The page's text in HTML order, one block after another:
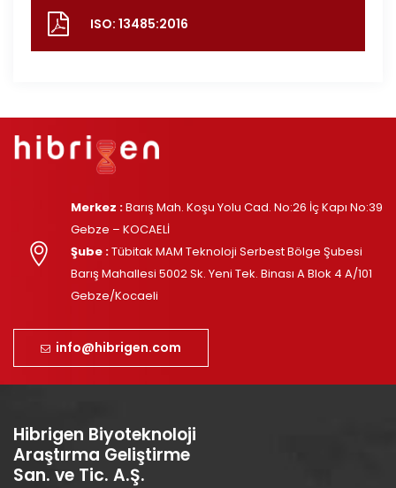
ISO: 13485:2016
Merkez :Barış Mah. Koşu Yolu Cad. No:26 İç Kapı No:39
Gebze – KOCAELİ
Şube :Tübitak MAM Teknoloji Serbest Bölge Şubesi
Barış Mahallesi 5002 Sk. Yeni Tek. Binası A Blok 4 A/101
Gebze/Kocaeli
info@hibrigen.com
Hibrigen Biyoteknoloji
Araştırma Geliştirme
San. ve Tic. A.Ş.